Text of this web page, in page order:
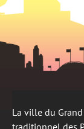
La ville du
traditionnel des